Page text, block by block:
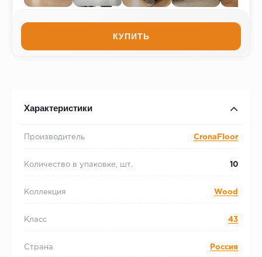
КУПИТЬ
Характеристики
Производитель CronaFloor
Количество в упаковке, шт. 10
Коллекция Wood
Класс 43
Страна Россия